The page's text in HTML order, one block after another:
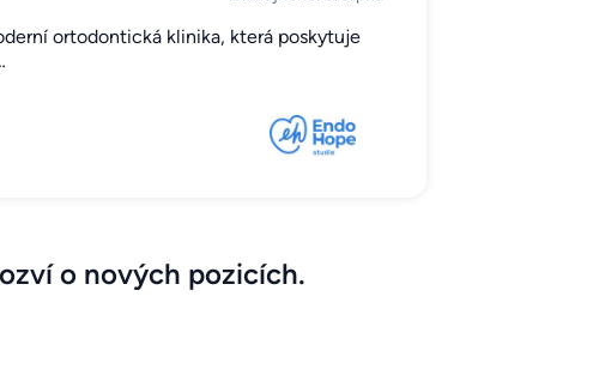
ortodontická klinika, která poskytuje
o nových pozicích.